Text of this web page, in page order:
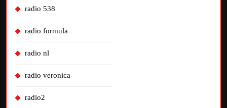
radio 538
radio formula
radio nl
radio veronica
radio2